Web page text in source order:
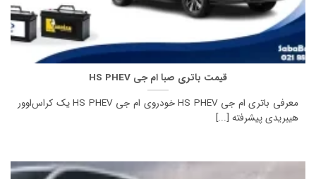
قیمت باتری صبا ام جی HS PHEV
معرفی باتری ام جی HS PHEV خودروی ام جی HS PHEV یک کراس‌اوور
هیبریدی پیشرفته [...]